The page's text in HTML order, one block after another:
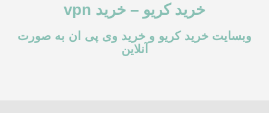
خرید کریو – خرید vpn
وبسایت خرید کریو و خرید وی پی ان به صورت
آنلاین